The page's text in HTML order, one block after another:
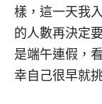
樣，這一天我
的人數再決定
是端午連假，
幸自己很早就